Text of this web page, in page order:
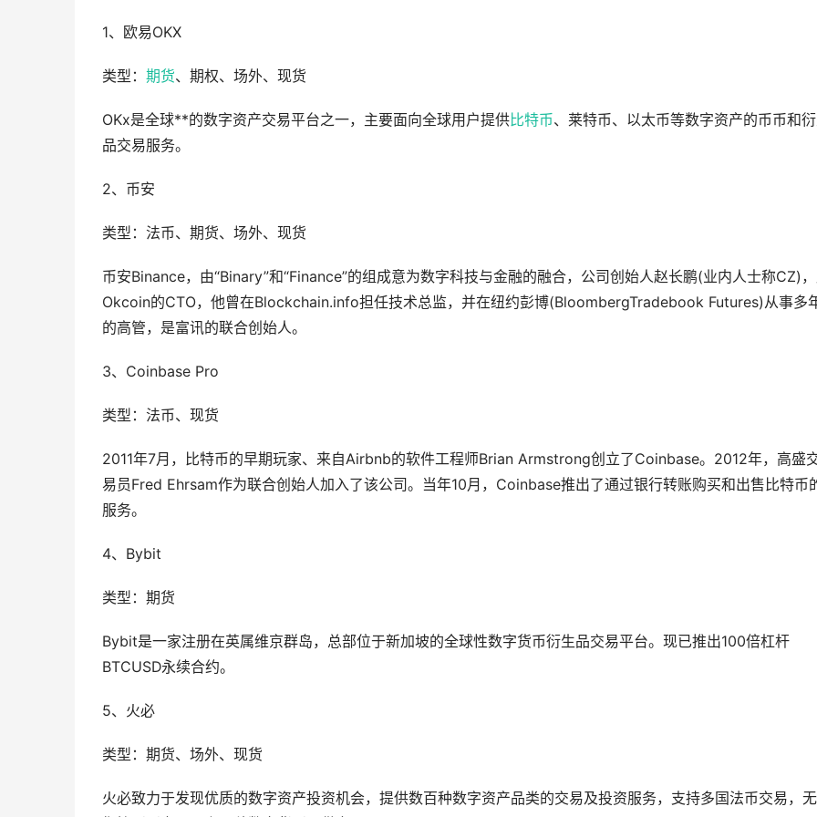
1、欧易OKX
类型： 期货、期权、场外、现货
OKx是全球**的数字资产交易平台之一，主要面向全球用户提供比特币、莱特币、以太币等数字资产的币币和
品交易服务。
2、币安
类型：法币、期货、场外、现货
币安Binance，由“Binary”和“Finance”的组成意为数字科技与金融的融合，公司创始人赵长鹏(业内人士称CZ)
Okcoin的CTO，他曾在Blockchain.info担任技术总监，并在纽约彭博(BloombergTradebook Futures)从事多
的高管，是富讯的联合创始人。
3、Coinbase Pro
类型：法币、现货
2011年7月，比特币的早期玩家、来自Airbnb的软件工程师Brian Armstrong创立了Coinbase。2012年，高盛
易员Fred Ehrsam作为联合创始人加入了该公司。当年10月，Coinbase推出了通过银行转账购买和出售比特币
服务。
4、Bybit
类型：期货
Bybit是一家注册在英属维京群岛，总部位于新加坡的全球性数字货币衍生品交易平台。现已推出100倍杠杆
BTCUSD永续合约。
5、火必
类型：期货、场外、现货
火必致力于发现优质的数字资产投资机会，提供数百种数字资产品类的交易及投资服务，支持多国法币交易，